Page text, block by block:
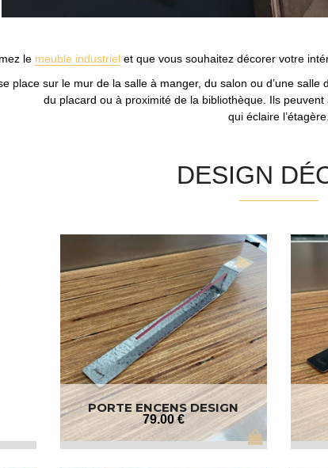
le meuble industrielet que vous souhaitez décorer votre
place sur le mur de la salle à manger, du salon ou d’une
du placard ou à proximité de la bibliothèque. Ils
qui éclaire l’étagère.
DESIGN
PORTE ENCENS DESIGN
79.00 €